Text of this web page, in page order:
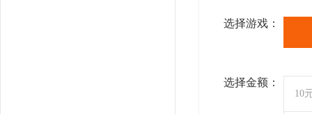
选择游戏：
选择金额：
10